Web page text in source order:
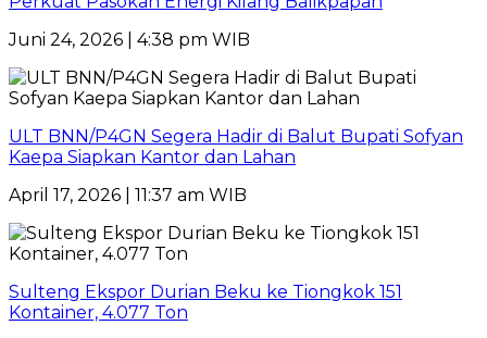
Juni 24, 2026 | 4:38 pm WIB
ULT BNN/P4GN Segera Hadir di Balut Bupati Sofyan
Kaepa Siapkan Kantor dan Lahan
April 17, 2026 | 11:37 am WIB
Sulteng Ekspor Durian Beku ke Tiongkok 151
Kontainer, 4.077 Ton